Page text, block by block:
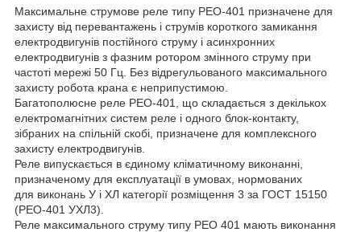
Максимальне струмове реле типу РЕО-401 призначене для
захисту від перевантажень і струмів короткого замикання
електродвигунів постійного струму і асинхронних
електродвигунів з фазним ротором змінного струму при
частоті мережі 50 Гц. Без відрегульованого максимального
захисту робота крана є неприпустимою.
Багатополюсне реле РЕО-401, що складається з декількох
електромагнітних систем реле і одного блок-контакту,
зібраних на спільній скобі, призначене для комплексного
захисту електродвигунів.
Реле випускається в єдиному кліматичному виконанні,
призначеному для експлуатації в умовах, нормованих
для виконань У і ХЛ категорії розміщення 3 за ГОСТ 15150
(РЕО-401 УХЛ3).
Реле максимального струму типу РЕО 401 мають виконання